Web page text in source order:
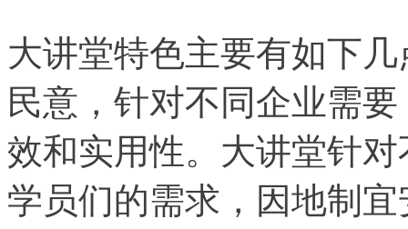
大讲堂特色主要有如下
民意，针对不同企业需
效和实用性。大讲堂针
学员们的需求，因地制